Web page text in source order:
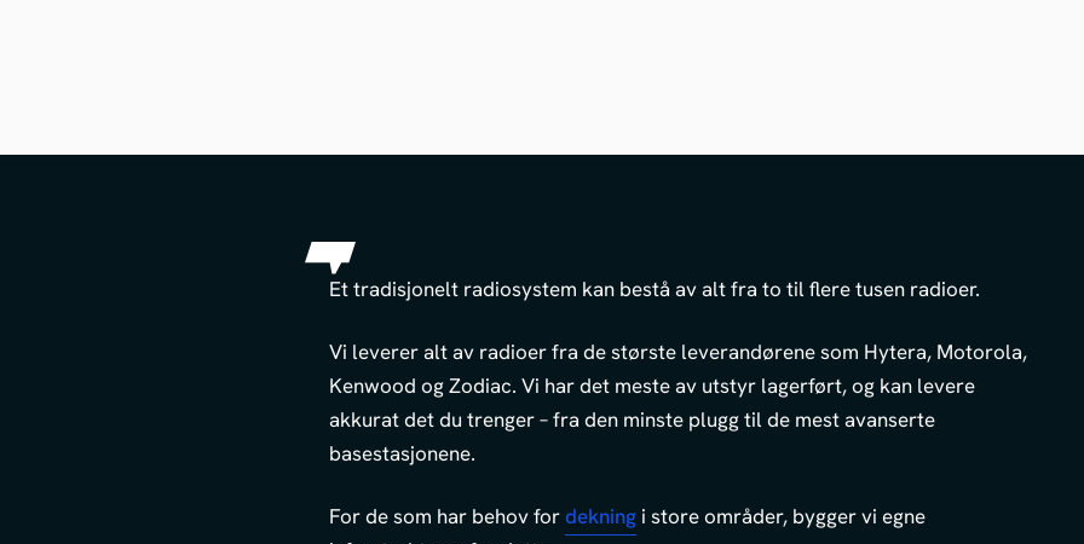
Et tradisjonelt radiosystem kan bestå av alt fra to til flere tusen radioer.
Vi leverer alt av radioer fra de største leverandørene som Hytera, Motorola,
Kenwood og Zodiac. Vi har det meste av utstyr lagerført, og kan levere
akkurat det du trenger – fra den minste plugg til de mest avanserte
basestasjonene.
For de som har behov for dekning i store områder, bygger vi egne